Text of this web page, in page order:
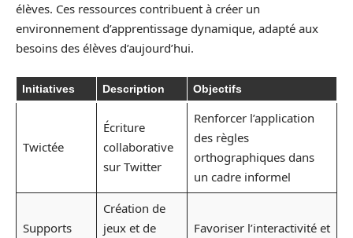
élèves. Ces ressources contribuent à créer un
environnement d’apprentissage dynamique, adapté aux
besoins des élèves d’aujourd’hui.
Initiatives Description Objectifs
Twictée
Écriture
collaborative
sur Twitter
Renforcer l’application
des règles
orthographiques dans
un cadre informel
Supports
Création de
jeux et de
Favoriser l’interactivité et